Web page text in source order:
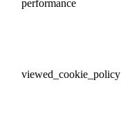
performance
viewed_cookie_policy